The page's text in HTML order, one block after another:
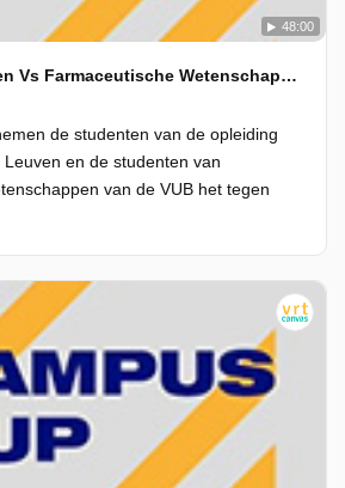
48:00
Rechten Ku Leuven Vs Farmaceutische Wetenschappen Vub
de studenten van de opleiding
en de studenten van
van de VUB het tegen